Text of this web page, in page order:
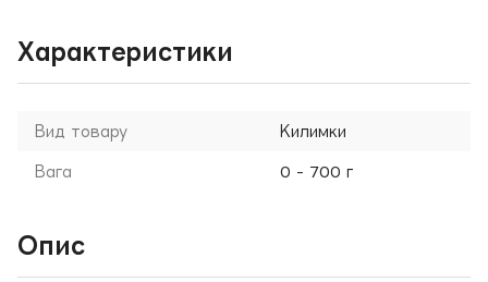
Характеристики
Вид товару Килимки
Вага 0 - 700 г
Опис